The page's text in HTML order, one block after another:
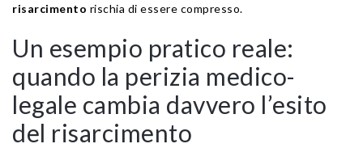
risarcimento rischia di essere compresso.
Un esempio pratico reale:
quando la perizia medico-
legale cambia davvero l’esito
del risarcimento